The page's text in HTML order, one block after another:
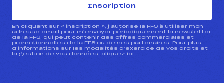
Inscription
En cliquant sur « inscription », j’autorise la FFS à utiliser mon
adresse email pour m’envoyer périodiquement la newsletter
de la FFS, qui peut contenir des offres commerciales et
promotionnelles de la FFS ou de ses partenaires. Pour plus
d’informations sur les modalités d’exercice de vos droits et
la gestion de vos données, cliquez ici